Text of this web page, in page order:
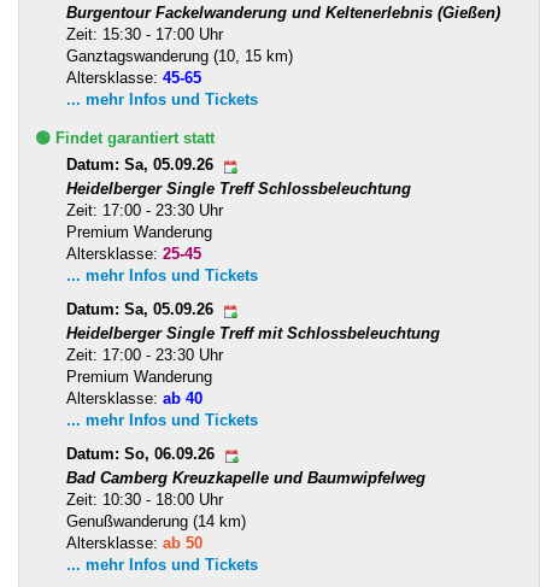
Burgentour Fackelwanderung und Keltenerlebnis (Gießen)
Zeit: 15:30 - 17:00 Uhr
Ganztagswanderung (10, 15 km)
Altersklasse: 45-65
... mehr Infos und Tickets
🟢 Findet garantiert statt
Datum: Sa, 05.09.26
Heidelberger Single Treff Schlossbeleuchtung
Zeit: 17:00 - 23:30 Uhr
Premium Wanderung
Altersklasse: 25-45
... mehr Infos und Tickets
Datum: Sa, 05.09.26
Heidelberger Single Treff mit Schlossbeleuchtung
Zeit: 17:00 - 23:30 Uhr
Premium Wanderung
Altersklasse: ab 40
... mehr Infos und Tickets
Datum: So, 06.09.26
Bad Camberg Kreuzkapelle und Baumwipfelweg
Zeit: 10:30 - 18:00 Uhr
Genußwanderung (14 km)
Altersklasse: ab 50
... mehr Infos und Tickets